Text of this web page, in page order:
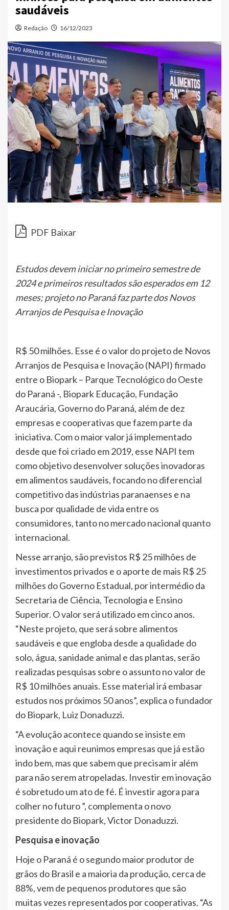
saudáveis
Redação 16/12/2023
PDF Baixar
Estudos devem iniciar no primeiro semestre de
2024 e primeiros resultados são esperados em 12
meses; projeto no Paraná faz parte dos Novos
Arranjos de Pesquisa e Inovação
R$ 50 milhões. Esse é o valor do projeto de Novos
Arranjos de Pesquisa e Inovação (NAPI) firmado
entre o Biopark – Parque Tecnológico do Oeste
do Paraná -, Biopark Educação, Fundação
Araucária, Governo do Paraná, além de dez
empresas e cooperativas que fazem parte da
iniciativa. Com o maior valor já implementado
desde que foi criado em 2019, esse NAPI tem
como objetivo desenvolver soluções inovadoras
em alimentos saudáveis, focando no diferencial
competitivo das indústrias paranaenses e na
busca por qualidade de vida entre os
consumidores, tanto no mercado nacional quanto
internacional.
Nesse arranjo, são previstos R$ 25 milhões de
investimentos privados e o aporte de mais R$ 25
milhões do Governo Estadual, por intermédio da
Secretaria de Ciência, Tecnologia e Ensino
Superior. O valor será utilizado em cinco anos.
“Neste projeto, que será sobre alimentos
saudáveis e que engloba desde a qualidade do
solo, água, sanidade animal e das plantas, serão
realizadas pesquisas sobre o assunto no valor de
R$ 10 milhões anuais. Esse material irá embasar
estudos nos próximos 50 anos”, explica o fundador
do Biopark, Luiz Donaduzzi.
“A evolução acontece quando se insiste em
inovação e aqui reunimos empresas que já estão
indo bem, mas que sabem que precisam ir além
para não serem atropeladas. Investir em inovação
é sobretudo um ato de fé. É investir agora para
colher no futuro ”, complementa o novo
presidente do Biopark, Victor Donaduzzi.
Pesquisa e inovação
Hoje o Paraná é o segundo maior produtor de
grãos do Brasil e a maioria da produção, cerca de
88%, vem de pequenos produtores que são
muitas vezes representados por cooperativas. “As